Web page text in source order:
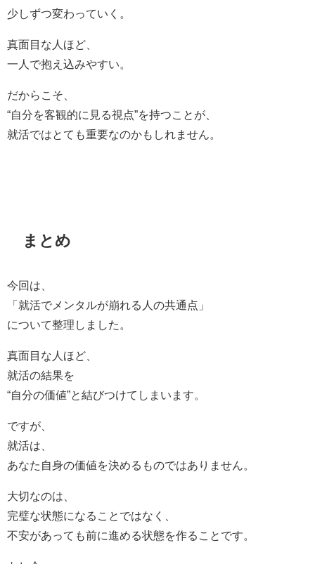
少しずつ変わっていく。
真面目な人ほど、
一人で抱え込みやすい。
だからこそ、
“自分を客観的に見る視点”を持つことが、
就活ではとても重要なのかもしれません。
まとめ
今回は、
「就活でメンタルが崩れる人の共通点」
について整理しました。
真面目な人ほど、
就活の結果を
“自分の価値”と結びつけてしまいます。
ですが、
就活は、
あなた自身の価値を決めるものではありません。
大切なのは、
完璧な状態になることではなく、
不安があっても前に進める状態を作ることです。